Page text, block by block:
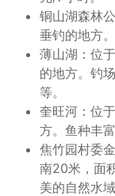
铜山湖森林
垂钓的地方
薄山湖：位
的地方。钓
等。
奎旺河：位
方。鱼种丰
焦竹园村委
南20米，面
美的自然水